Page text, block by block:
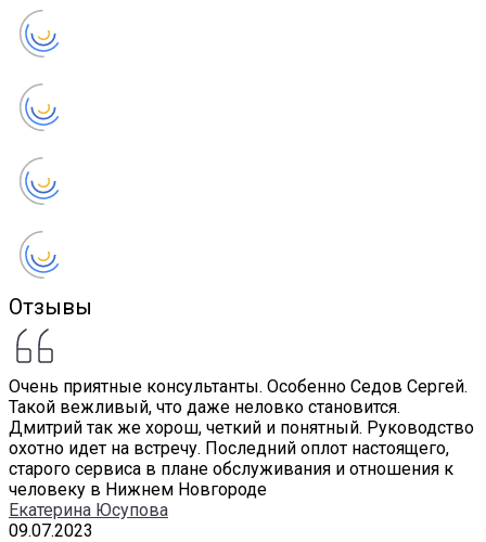
Отзывы
Очень приятные консультанты. Особенно Седов Сергей.
Такой вежливый, что даже неловко становится.
Дмитрий так же хорош, четкий и понятный. Руководство
охотно идет на встречу. Последний оплот настоящего,
старого сервиса в плане обслуживания и отношения к
человеку в Нижнем Новгороде
Екатерина Юсупова
09.07.2023